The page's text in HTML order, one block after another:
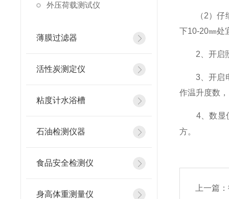
外压荷载测试仪
薄膜过滤器
活性炭测定仪
粘度计水浴槽
石油检测仪器
食品安全检测仪
身高体重测量仪
（2）仔细
下10-20㎜处
2、开启照
3、开启电
作温升度数
4、数显仪
方。
上一篇：